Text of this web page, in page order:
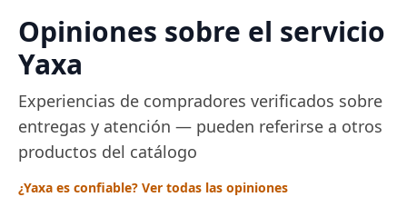
Opiniones sobre el servicio
Yaxa
Experiencias de compradores verificados sobre
entregas y atención — pueden referirse a otros
productos del catálogo
¿Yaxa es confiable? Ver todas las opiniones